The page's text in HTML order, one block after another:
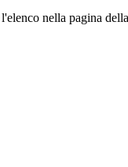
nella pagina